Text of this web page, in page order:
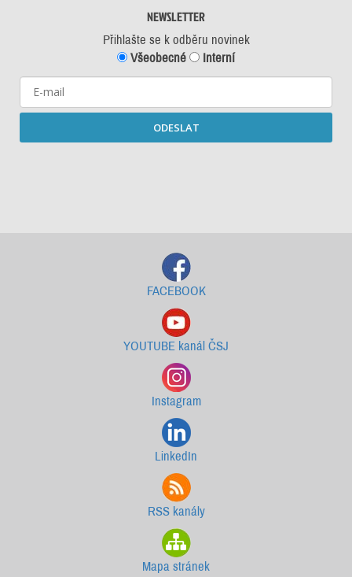
NEWSLETTER
Přihlašte se k odběru novinek
Všeobecné
Interní
ODESLAT
FACEBOOK
YOUTUBE kanál ČSJ
Instagram
LinkedIn
RSS kanály
Mapa stránek